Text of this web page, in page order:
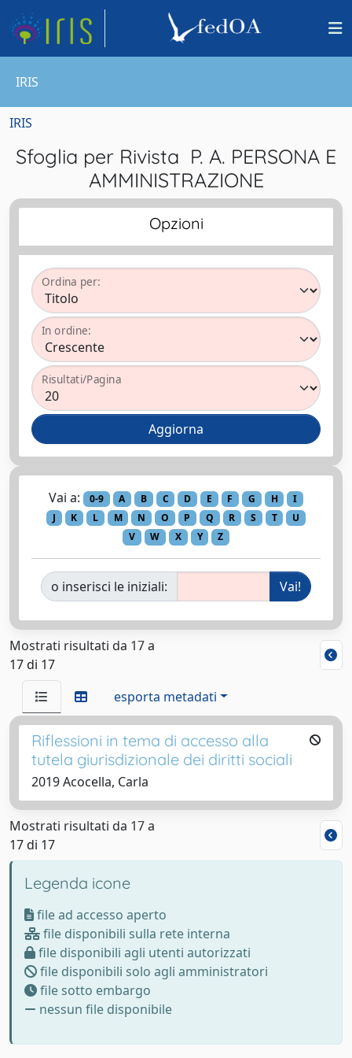
IRIS
IRIS
Sfoglia per Rivista P. A. PERSONA E
AMMINISTRAZIONE
Opzioni
Ordina per:
In ordine:
Risultati/Pagina
Vai a: 0-9 A B C D E F G H
I
J
K L M N O P Q R S T
U
V
W X Y Z
o inserisci le iniziali:
Mostrati risultati da 17 a
17 di 17
esporta metadati
Riflessioni in tema di accesso alla
tutela giurisdizionale dei diritti sociali
2019 Acocella, Carla
Mostrati risultati da 17 a
17 di 17
Legenda icone
file ad accesso aperto
file disponibili sulla rete interna
file disponibili agli utenti autorizzati
file disponibili solo agli amministratori
file sotto embargo
nessun file disponibile